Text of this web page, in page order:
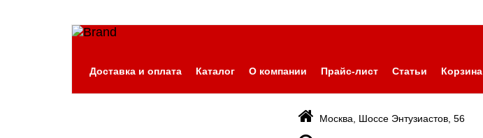
Доставка и оплата Каталог О компании Прайс-лист Статьи Корзина
Москва, Шоссе Энтузиастов, 56